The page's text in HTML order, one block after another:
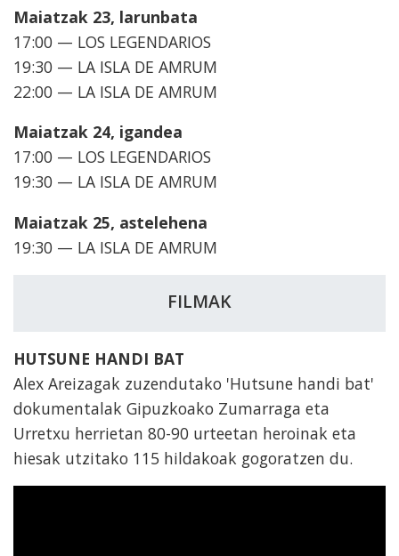
Maiatzak 23, larunbata
17:00 — LOS LEGENDARIOS
19:30 — LA ISLA DE AMRUM
22:00 — LA ISLA DE AMRUM
Maiatzak 24, igandea
17:00 — LOS LEGENDARIOS
19:30 — LA ISLA DE AMRUM
Maiatzak 25, astelehena
19:30 — LA ISLA DE AMRUM
FILMAK
HUTSUNE HANDI BAT
Alex Areizagak zuzendutako 'Hutsune handi bat'
dokumentalak Gipuzkoako Zumarraga eta
Urretxu herrietan 80-90 urteetan heroinak eta
hiesak utzitako 115 hildakoak gogoratzen du.